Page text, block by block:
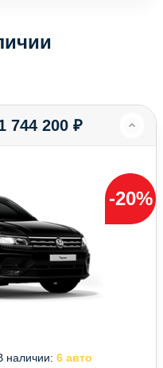
744 200 ₽
-20%
наличии: 6 авто